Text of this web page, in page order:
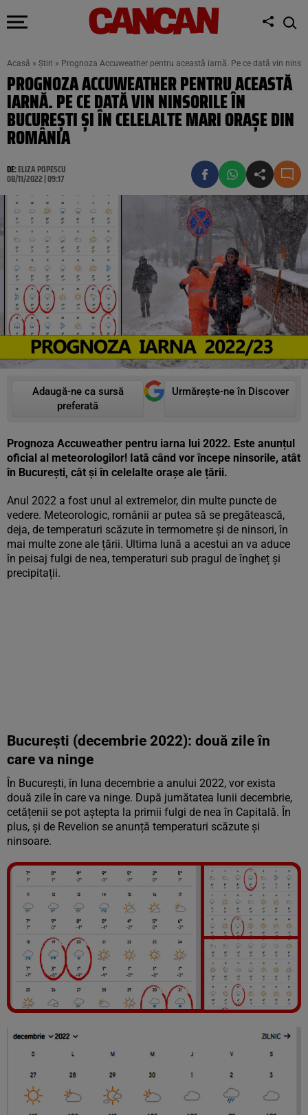
Acasă » Știri » Prognoza Accuweather pentru această iarnă. Pe ce dată vin
PROGNOZA ACCUWEATHER PENTRU ACEASTĂ
IARNĂ. PE CE DATĂ VIN NINSORILE ÎN
BUCUREȘTI ȘI ÎN CELELALTE MARI ORAȘE DIN
ROMÂNIA
DE:ELIZA POPESCU
08/11/2022 | 09:17
Adaugă-ne ca sursă
preferată
Urmărește-ne în Discover
Prognoza Accuweather pentru iarna lui 2022. Este anunțul
oficial al meteorologilor! Iată când vor începe ninsorile, atât
în București, cât și în celelalte orașe ale țării.
Anul 2022 a fost unul al extremelor, din multe puncte de
vedere. Meteorologic, românii ar putea să se pregătească,
deja, de temperaturi scăzute în termometre și de ninsori, în
mai multe zone ale țării. Ultima lună a acestui an va aduce
în peisaj fulgi de nea, temperaturi sub pragul de îngheț și
precipitații.
București (decembrie 2022): două zile în
care va ninge
În București, în luna decembrie a anului 2022, vor exista
două zile în care va ninge. După jumătatea lunii decembrie,
cetățenii se pot aștepta la primii fulgi de nea în Capitală. În
plus, și de Revelion se anunță temperaturi scăzute și
ninsoare.
Vezi galeria foto
5 poze